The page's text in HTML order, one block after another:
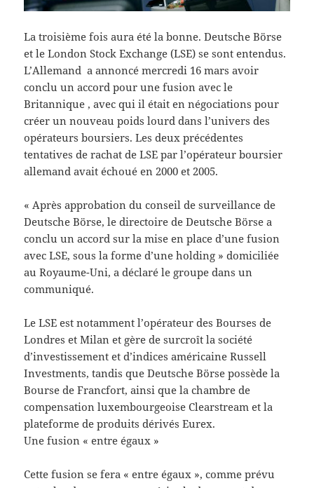
La troisième fois aura été la bonne. Deutsche Börse
et le London Stock Exchange (LSE) se sont entendus.
L’Allemand a annoncé mercredi 16 mars avoir
conclu un accord pour une fusion avec le
Britannique , avec qui il était en négociations pour
créer un nouveau poids lourd dans l’univers des
opérateurs boursiers. Les deux précédentes
tentatives de rachat de LSE par l’opérateur boursier
allemand avait échoué en 2000 et 2005.
« Après approbation du conseil de surveillance de
Deutsche Börse, le directoire de Deutsche Börse a
conclu un accord sur la mise en place d’une fusion
avec LSE, sous la forme d’une holding » domiciliée
au Royaume-Uni, a déclaré le groupe dans un
communiqué.
Le LSE est notamment l’opérateur des Bourses de
Londres et Milan et gère de surcroît la société
d’investissement et d’indices américaine Russell
Investments, tandis que Deutsche Börse possède la
Bourse de Francfort, ainsi que la chambre de
compensation luxembourgeoise Clearstream et la
plateforme de produits dérivés Eurex.
Une fusion « entre égaux »
Cette fusion se fera « entre égaux », comme prévu